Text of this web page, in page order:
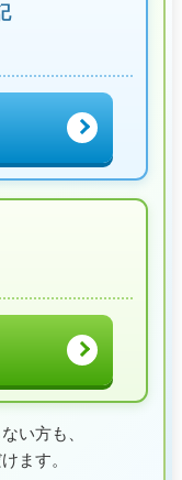
い方も、
ます。